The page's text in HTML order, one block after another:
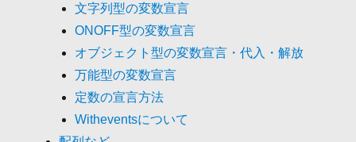
文字列型の変数宣言
ONOFF型の変数宣言
オブジェクト型の変数宣言・代入・解放
万能型の変数宣言
定数の宣言方法
Witheventsについて